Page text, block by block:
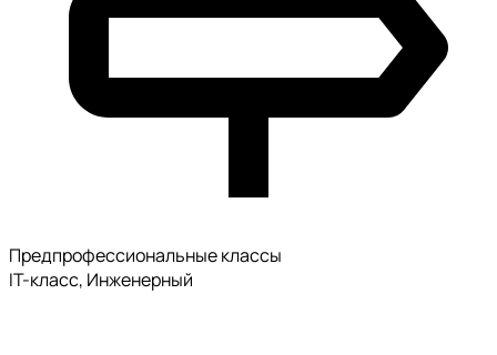
Предпрофессиональные классы
IT-класс, Инженерный